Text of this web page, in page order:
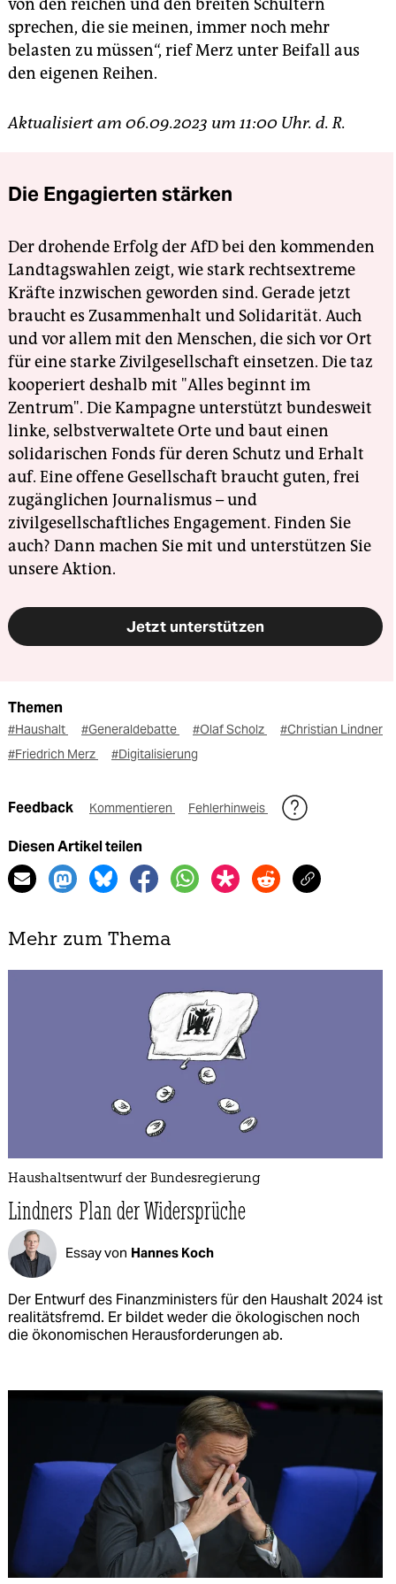
von den reichen und den breiten Schultern
sprechen, die sie meinen, immer noch mehr
belasten zu müssen“, rief Merz unter Beifall aus
den eigenen Reihen.
Aktualisiert am 06.09.2023 um 11:00 Uhr. d. R.
Die Engagierten stärken
Der drohende Erfolg der AfD bei den kommenden
Landtagswahlen zeigt, wie stark rechtsextreme
Kräfte inzwischen geworden sind. Gerade jetzt
braucht es Zusammenhalt und Solidarität. Auch
und vor allem mit den Menschen, die sich vor Ort
für eine starke Zivilgesellschaft einsetzen. Die taz
kooperiert deshalb mit "Alles beginnt im
Zentrum". Die Kampagne unterstützt bundesweit
linke, selbstverwaltete Orte und baut einen
solidarischen Fonds für deren Schutz und Erhalt
auf. Eine offene Gesellschaft braucht guten, frei
zugänglichen Journalismus – und
zivilgesellschaftliches Engagement. Finden Sie
auch? Dann machen Sie mit und unterstützen Sie
unsere Aktion.
Jetzt unterstützen
Themen
#Haushalt #Generaldebatte #Olaf Scholz
#Christian Lindner
#Friedrich Merz
#Digitalisierung
Feedback Kommentieren Fehlerhinweis
Diesen Artikel teilen
Mehr zum Thema
Haushaltsentwurf der Bundesregierung
Lindners Plan der Widersprüche
Essay von Hannes Koch
Der Entwurf des Finanzministers für den Haushalt 2024 ist
realitätsfremd. Er bildet weder die ökologischen noch
die ökonomischen Herausforderungen ab.